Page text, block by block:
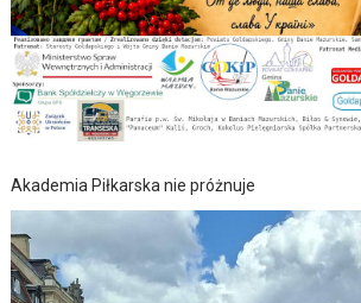
Akademia Piłkarska nie próżnuje